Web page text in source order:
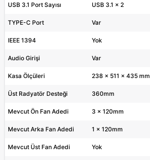
USB 3.1 Port Sayısı USB 3.1 x 2
TYPE-C Port Var
IEEE 1394 Yok
Audio Girişi Var
Kasa Ölçüleri 238 x 511 x 435 mm
Üst Radyatör Desteği 360mm
Mevcut Ön Fan Adedi 3 x 120mm
Mevcut Arka Fan Adedi 1 x 120mm
Mevcut Üst Fan Adedi Yok